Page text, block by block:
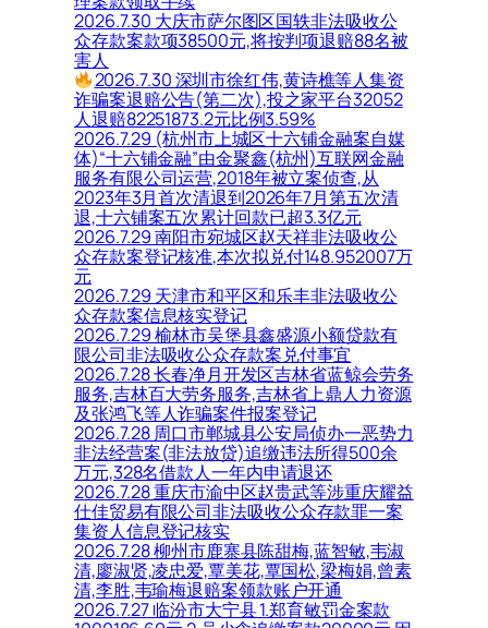
2026.7.30 大庆市萨尔图区国轶非法吸收公
众存款案款项38500元,将按判项退赔88名被
害人
2026.7.30 深圳市徐红伟,黄诗樵等人集资
诈骗案退赔公告(第二次),投之家平台32052
人退赔82251873.2元比例3.59%
2026.7.29 (杭州市上城区十六铺金融案自媒
体)“十六铺金融”由金聚鑫(杭州)互联网金融
服务有限公司运营,2018年被立案侦查,从
2023年3月首次清退到2026年7月第五次清
退,十六铺案五次累计回款已超3.3亿元
2026.7.29 南阳市宛城区赵天祥非法吸收公
众存款案登记核准,本次拟兑付148.952007万
元
2026.7.29 天津市和平区和乐丰非法吸收公
众存款案信息核实登记
2026.7.29 榆林市吴堡县鑫盛源小额贷款有
限公司非法吸收公众存款案兑付事宜
2026.7.28 长春净月开发区吉林省蓝鲸会劳务
服务,吉林百大劳务服务,吉林省上鼎人力资源
及张鸿飞等人诈骗案件报案登记
2026.7.28 周口市郸城县公安局侦办一恶势力
非法经营案(非法放贷)追缴违法所得500余
万元,328名借款人一年内申请退还
2026.7.28 重庆市渝中区赵贵武等涉重庆耀益
仕佳贸易有限公司非法吸收公众存款罪一案
集资人信息登记核实
2026.7.28 柳州市鹿寨县陈甜梅,蓝智敏,韦淑
清,廖淑贤,凌忠爱,覃美花,覃国松,梁梅娟,曾素
清,李胜,韦瑜梅退赔案领款账户开通
2026.7.27 临汾市大宁县 1.郑育敏罚金案款